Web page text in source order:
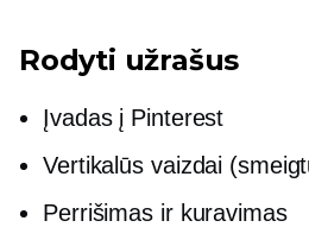
Rodyti užrašus
Įvadas į Pinterest
Vertikalūs vaizdai
Perrišimas ir kuravimas